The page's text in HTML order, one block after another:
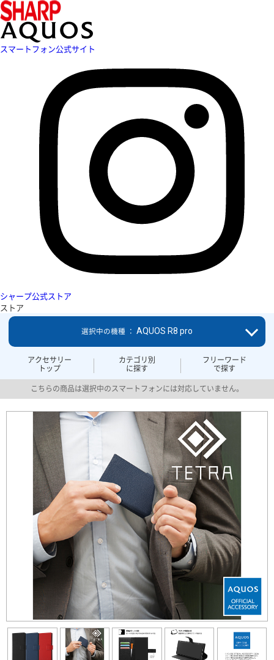
スマートフォン公式サイト
シャープ公式ストア
ストア
アクセサリー
トップ
カテゴリ別
に探す
フリーワード
で探す
選択中の機種 ： AQUOS R8 pro
こちらの商品は選択中のスマートフォンには対応していません。